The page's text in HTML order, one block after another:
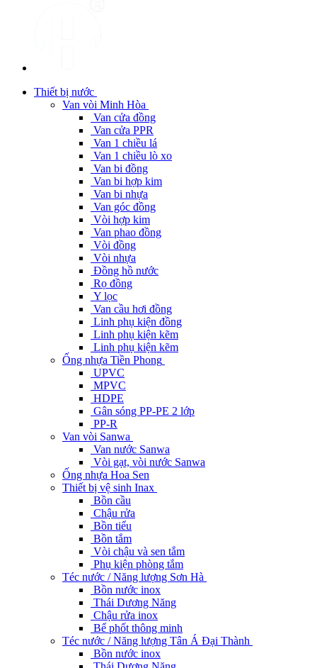
Thiết bị nước
Van vòi Minh Hòa
Van cửa đồng
Van cửa PPR
Van 1 chiều lá
Van 1 chiều lò xo
Van bi đồng
Van bi hợp kim
Van bi nhựa
Van góc đồng
Vòi hợp kim
Van phao đồng
Vòi đồng
Vòi nhựa
Đồng hồ nước
Rọ đồng
Y lọc
Van cầu hơi đồng
Linh phụ kiện đồng
Linh phụ kiện kẽm
Linh phụ kiện kẽm
Ống nhựa Tiền Phong
UPVC
MPVC
HDPE
Gân sóng PP-PE 2 lớp
PP-R
Van vòi Sanwa
Van nước Sanwa
Vòi gạt, vòi nước Sanwa
Ống nhựa Hoa Sen
Thiết bị vệ sinh Inax
Bồn cầu
Chậu rửa
Bồn tiểu
Bồn tắm
Vòi chậu và sen tắm
Phụ kiện phòng tắm
Téc nước / Năng lượng Sơn Hà
Bồn nước inox
Thái Dương Năng
Chậu rửa inox
Bể phốt thông minh
Téc nước / Năng lượng Tân Á Đại Thành
Bồn nước inox